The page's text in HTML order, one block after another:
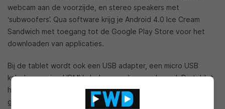
webcam aan de voorzijde, en stereo speakers met
‘subwoofers’. Qua software krijg je Android 4.0 Ice Cream
Sandwich met toegang tot de Google Play Store voor het
downloaden van applicaties.
Bij de tablet wordt ook een USB adapter, een micro USB
kabel, een microHDMI kabel en een hoes geleverd. De tablet
heeft een afmeting van 247 bij 185 bij 8,9 millimeter en een
gewicht van 580 gram. Medion zelf ontkent het maar de